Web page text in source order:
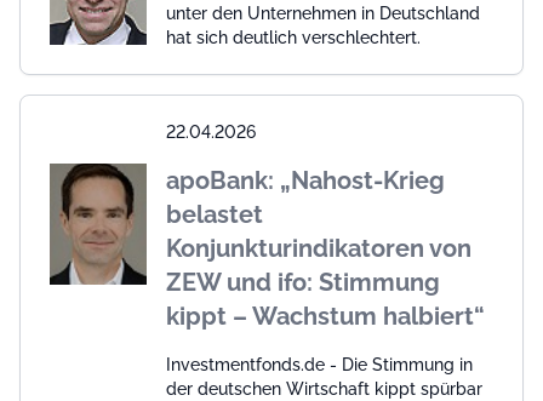
unter den Unternehmen in Deutschland
hat sich deutlich verschlechtert.
22.04.2026
apoBank: „Nahost-Krieg
belastet
Konjunkturindikatoren von
ZEW und ifo: Stimmung
kippt – Wachstum halbiert“
Investmentfonds.de - Die Stimmung in
der deutschen Wirtschaft kippt spürbar